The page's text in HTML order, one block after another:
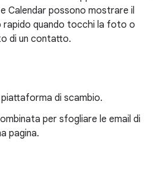
Calendar possono mostrare il
quando tocchi la foto o
di un contatto.
di scambio.
per sfogliare le email di
pagina.